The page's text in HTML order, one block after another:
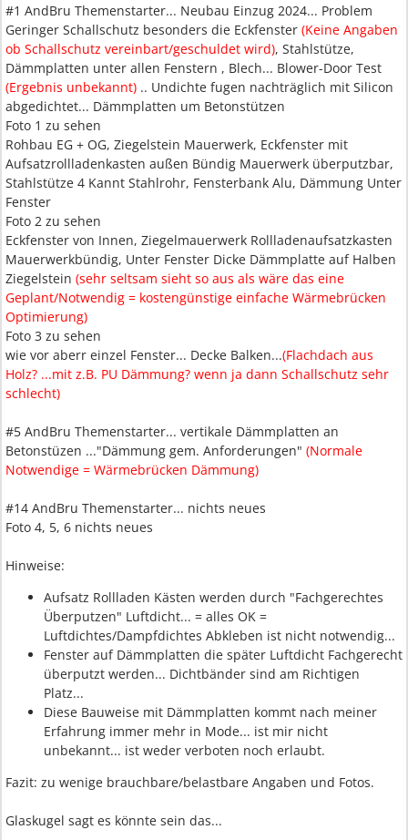
#1 AndBru Themenstarter... Neubau Einzug 2024... Problem
Geringer Schallschutz besonders die Eckfenster (Keine Angaben
ob Schallschutz vereinbart/geschuldet wird), Stahlstütze,
Dämmplatten unter allen Fenstern , Blech... Blower-Door Test
(Ergebnis unbekannt) .. Undichte fugen nachträglich mit Silicon
abgedichtet... Dämmplatten um Betonstützen
Foto 1 zu sehen
Rohbau EG + OG, Ziegelstein Mauerwerk, Eckfenster mit
Aufsatzrollladenkasten außen Bündig Mauerwerk überputzbar,
Stahlstütze 4 Kannt Stahlrohr, Fensterbank Alu, Dämmung Unter
Fenster
Foto 2 zu sehen
Eckfenster von Innen, Ziegelmauerwerk Rollladenaufsatzkasten
Mauerwerkbündig, Unter Fenster Dicke Dämmplatte auf Halben
Ziegelstein (sehr seltsam sieht so aus als wäre das eine
Geplant/Notwendig = kostengünstige einfache Wärmebrücken
Optimierung)
Foto 3 zu sehen
wie vor aberr einzel Fenster... Decke Balken...(Flachdach aus
Holz? ...mit z.B. PU Dämmung? wenn ja dann Schallschutz sehr
schlecht)
#5 AndBru Themenstarter... vertikale Dämmplatten an
Betonstüzen ..."Dämmung gem. Anforderungen" (Normale
Notwendige = Wärmebrücken Dämmung)
#14 AndBru Themenstarter... nichts neues
Foto 4, 5, 6 nichts neues
Hinweise:
Aufsatz Rollladen Kästen werden durch "Fachgerechtes
Überputzen" Luftdicht... = alles OK =
Luftdichtes/Dampfdichtes Abkleben ist nicht notwendig...
Fenster auf Dämmplatten die später Luftdicht Fachgerecht
überputzt werden... Dichtbänder sind am Richtigen
Platz...
Diese Bauweise mit Dämmplatten kommt nach meiner
Erfahrung immer mehr in Mode... ist mir nicht
unbekannt... ist weder verboten noch erlaubt.
Fazit: zu wenige brauchbare/belastbare Angaben und Fotos.
Glaskugel sagt es könnte sein das...